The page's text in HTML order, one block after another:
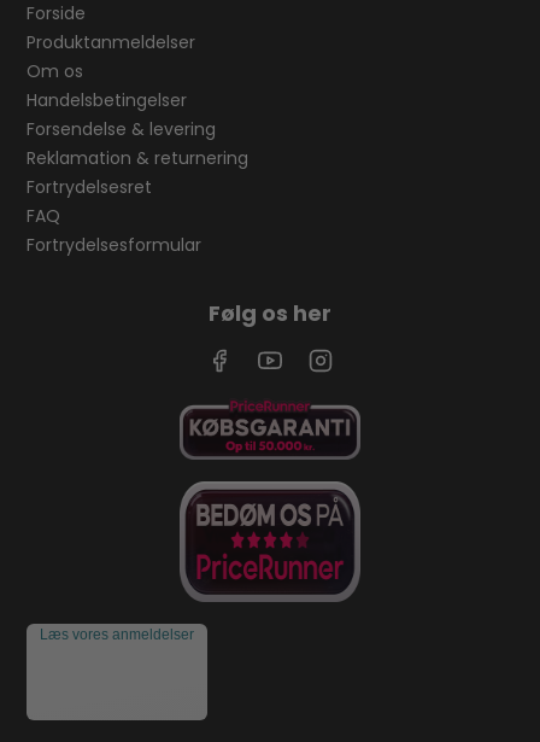
Forside
Produktanmeldelser
Om os
Handelsbetingelser
Forsendelse & levering
Reklamation & returnering
Fortrydelsesret
FAQ
Fortrydelsesformular
Følg os her
Læs vores anmeldelser